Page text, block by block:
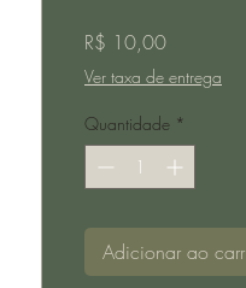
R$ 10,00Preço
Ver taxa de entrega
Quantidade *
Adicionar ao